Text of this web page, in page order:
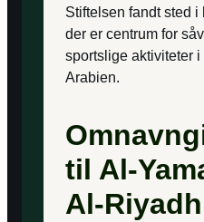
Stiftelsen fandt sted
der er centrum for
sportslige aktiviteter
Arabien.
til Al-
Al-Riyadh